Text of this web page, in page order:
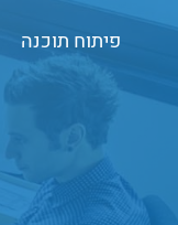
פיתוח תוכנה